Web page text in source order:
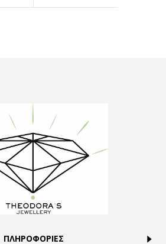
ΠΛΗΡΟΦΟΡΙΕΣ